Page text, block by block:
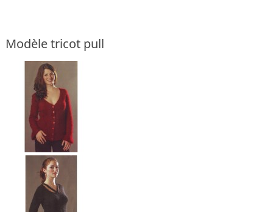
Modèle tricot pull